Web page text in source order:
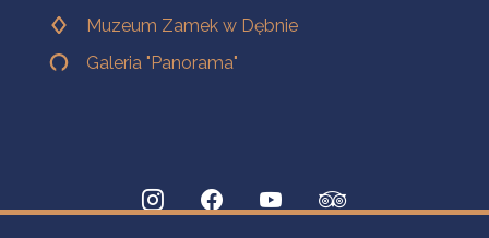
Muzeum Zamek w Dębnie
Galeria "Panorama"